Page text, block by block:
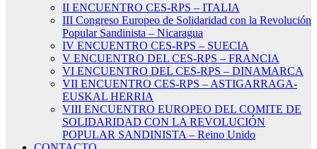
II ENCUENTRO CES-RPS – ITALIA
III Congreso Europeo de Solidaridad con la Revolución
Popular Sandinista – Nicaragua
IV ENCUENTRO CES-RPS – SUECIA
V ENCUENTRO DEL CES-RPS – FRANCIA
VI ENCUENTRO DEL CES-RPS – DINAMARCA
VII ENCUENTRO CES-RPS – ASTIGARRAGA-
EUSKAL HERRIA
VIII ENCUENTRO EUROPEO DEL COMITE DE
SOLIDARIDAD CON LA REVOLUCIÓN
POPULAR SANDINISTA – Reino Unido